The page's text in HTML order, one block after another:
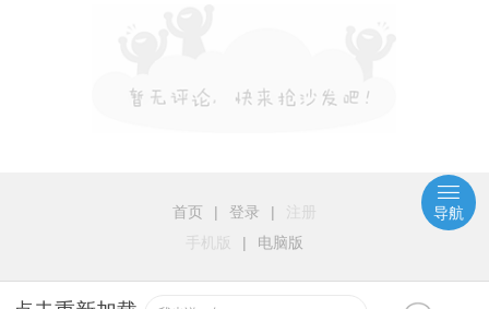
首页 | 登录 |
手机版
| 电脑版
导航